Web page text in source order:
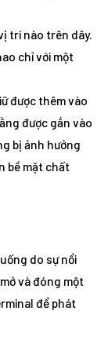
trí nào trên dây.
chỉ với một
được thêm vào
được gắn vào
bị ảnh hưởng
bề mặt chất
do sự nổi
và đóng một
để phát